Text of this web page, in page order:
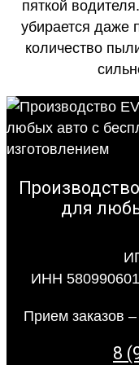
пяткой
убирается даже
количество
для
ИНН
Прием заказов
8